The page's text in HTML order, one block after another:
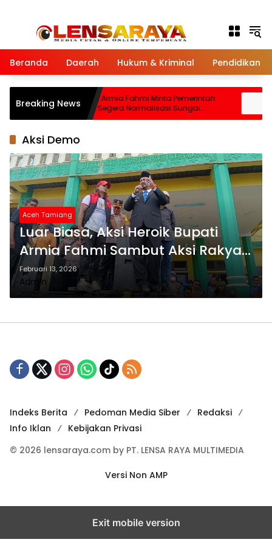
Beranda Daerah Hukum & Kriminal Pendidikan
Breaking NewsBupati Armia Fahmi Minta Pemerintah
Pusat Segera Normalisasi Sungai
Tamiang, Cegah Banjir Terjadi Lagi
Aksi Demo
Aceh Tamiang
Luar Biasa, Aksi Heroik Bupati
Armia Fahmi Sambut Aksi Rakyat,
Fadlon dan AKBP Muliadi Ikut
Dampingi
Februari 13, 2026
Admin
Indeks Berita Pedoman Media Siber
Redaksi
Info Iklan
Kebijakan Privasi
© 2026 lensaraya.com by PT. LENSA RAYA MULTIMEDIA
Versi Non AMP
Exit mobile version